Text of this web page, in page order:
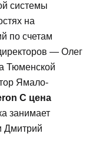
системы
на
по счетам
— Олег
Тюменской
Ямало-
C цена
занимает
Дмитрий